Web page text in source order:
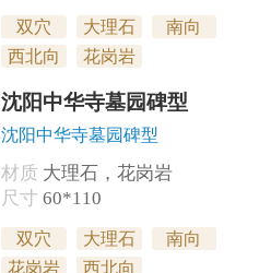
双穴 大理石
南向
西北向
花岗岩
沈阳中华寺墓园碑型
沈阳中华寺墓园碑型
材质 大理石，花岗岩
尺寸60*110
双穴 大理石
南向
花岗岩
西北向